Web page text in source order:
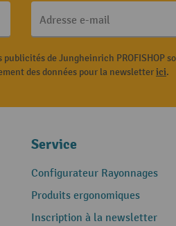
Adresse e-mail
de Jungheinrich PROFISHOP
des données pour la newsletterici.
Service
Configurateur Rayonnages
Produits ergonomiques
Inscription à la newsletter